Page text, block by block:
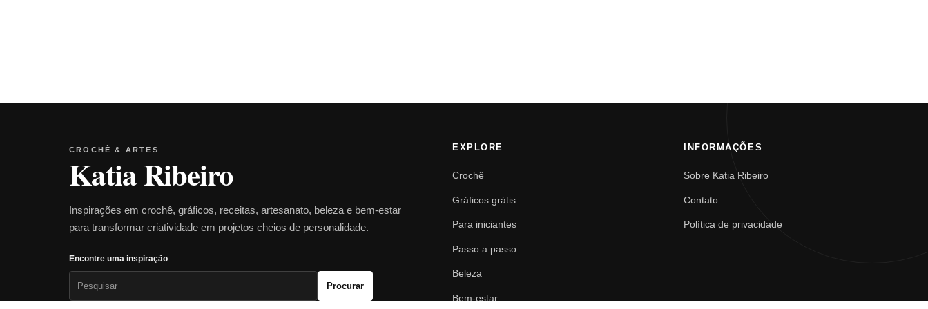
CROCHÊ & ARTES
Katia Ribeiro
Inspirações em crochê, gráficos, receitas, artesanato, beleza e bem-estar
para transformar criatividade em projetos cheios de personalidade.
Encontre uma inspiração
Procurar
EXPLORE
Crochê
Gráficos grátis
Para iniciantes
Passo a passo
Beleza
Bem-estar
INFORMAÇÕES
Sobre Katia Ribeiro
Contato
Política de privacidade